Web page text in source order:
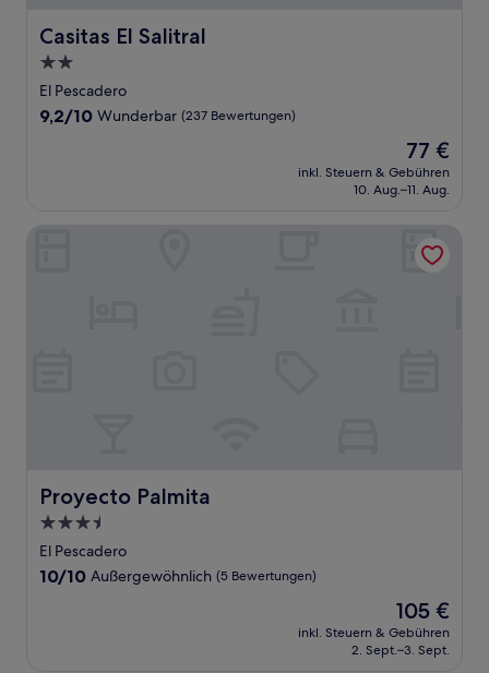
Casitas El Salitral
Casitas El Salitral
2.0-
Sterne-
Unterkunft
El Pescadero
9.2
9,2/10 Wunderbar (237 Bewertungen)
Der
Preis
beträgt
77 €
inkl. Steuern & Gebühren
10. Aug.–11. Aug.
Proyecto Palmita
Proyecto Palmita
3.5-
Sterne-
Unterkunft
El Pescadero
10.0
10/10 Außergewöhnlich (5 Bewertungen)
Der
Preis
beträgt
105 €
inkl. Steuern & Gebühren
2. Sept.–3. Sept.